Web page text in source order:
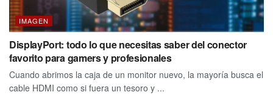
IMAGEN
DisplayPort: todo lo que necesitas saber del conector
favorito para gamers y profesionales
Cuando abrimos la caja de un monitor nuevo, la mayoría busca el
cable HDMI como si fuera un tesoro y ...